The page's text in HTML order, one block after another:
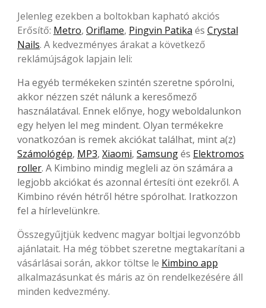
Jelenleg ezekben a boltokban kapható akciós
Erősítő: Metro, Oriflame, Pingvin Patika és Crystal
Nails. A kedvezményes árakat a következő
reklámújságok lapjain leli:
Ha egyéb termékeken szintén szeretne spórolni,
akkor nézzen szét nálunk a keresőmező
használatával. Ennek előnye, hogy weboldalunkon
egy helyen lel meg mindent. Olyan termékekre
vonatkozóan is remek akciókat találhat, mint a(z)
Számológép, MP3, Xiaomi, Samsungés Elektromos
roller. A Kimbino mindig megleli az ön számára a
legjobb akciókat és azonnal értesíti önt ezekről. A
Kimbino révén hétről hétre spórolhat. Iratkozzon
fel a hírlevelünkre.
Összegyűjtjük kedvenc magyar boltjai legvonzóbb
ajánlatait. Ha még többet szeretne megtakarítani a
vásárlásai során, akkor töltse le Kimbino app
alkalmazásunkat és máris az ön rendelkezésére áll
minden kedvezmény.